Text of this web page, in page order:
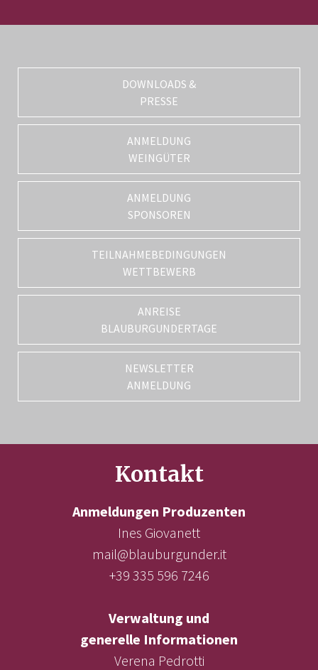
DOWNLOADS &
PRESSE
ANMELDUNG
WEINGÜTER
ANMELDUNG
SPONSOREN
TEILNAHMEBEDINGUNGEN
WETTBEWERB
ANREISE
BLAUBURGUNDERTAGE
NEWSLETTER
ANMELDUNG
Kontakt
Anmeldungen Produzenten
Ines Giovanett
mail@blauburgunder.it
+39 335 596 7246
Verwaltung und
generelle Informationen
Verena Pedrotti